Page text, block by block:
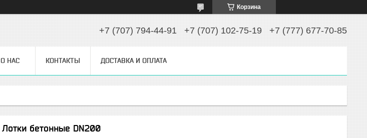
Корзина
+7 (707) 794-44-91 +7 (707) 102-75-19 +7 (777) 677-70-85
О НАС КОНТАКТЫ ДОСТАВКА И ОПЛАТА
Лотки бетонные DN200